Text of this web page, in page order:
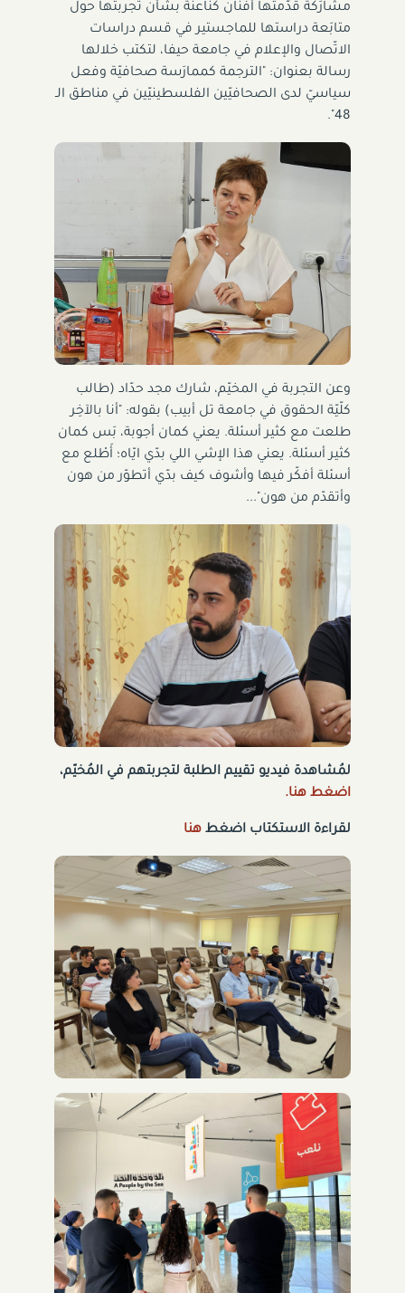
مشارَكةٌ قدّمتها أفنان كناعنة بشأن تجربتها حول
متابَعة دراستها للماجستير في قسم دراسات
الاتّصال والإعلام في جامعة حيفا، لتكتب خلالها
رسالة بعنوان: "الترجمة كممارَسة صحافيّة وفعل
سياسيّ لدى الصحافيّين الفلسطينيّين في مناطق الـ
48".
وعن التجربة في المخيّم، شارك مجد حدّاد (طالب
كلّيّة الحقوق في جامعة تل أبيب) بقوله: "أنا بالآخِر
طلعت مع كثير أسئلة. يعني كمان أجوبة، بَس كمان
كثير أسئلة. يعني هذا الإشي اللي بدّي ايّاه؛ أَطْلع مع
أسئلة أفكّر فيها وأشوف كيف بدّي أتطوّر من هون
وأتقدّم من هون"...
لمُشاهدة فيديو تقييم الطلبة لتجربتهم في المُخيّم،
اضغط هنا.
لقراءة الاستكتاب اضغط هنا